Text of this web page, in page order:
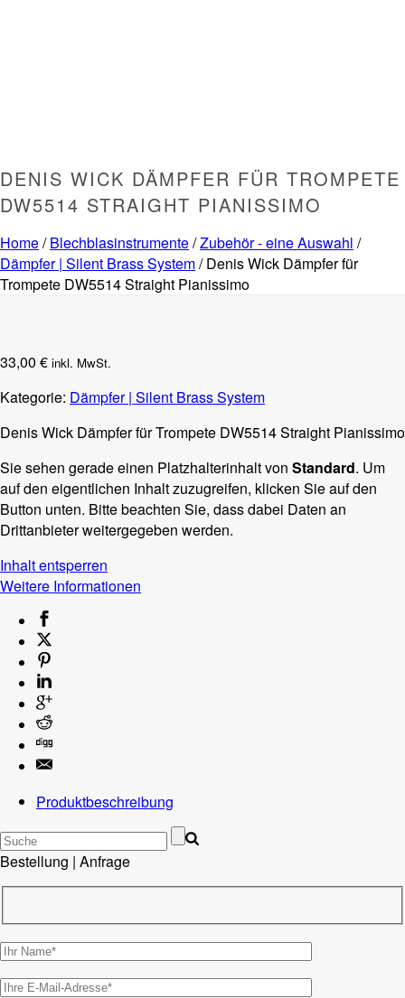
DENIS WICK DÄMPFER FÜR TROMPETE
DW5514 STRAIGHT PIANISSIMO
Home/Blechblasinstrumente/Zubehör - eine Auswahl /
Dämpfer | Silent Brass System/ Denis Wick Dämpfer für
Trompete DW5514 Straight Pianissimo
33,00 € inkl. MwSt.
Kategorie: Dämpfer | Silent Brass System
Denis Wick Dämpfer für Trompete DW5514 Straight Pianissimo
Sie sehen gerade einen Platzhalterinhalt von Standard. Um
auf den eigentlichen Inhalt zuzugreifen, klicken Sie auf den
Button unten. Bitte beachten Sie, dass dabei Daten an
Drittanbieter weitergegeben werden.
Inhalt entsperren
Weitere Informationen
Produktbeschreibung
Bestellung | Anfrage